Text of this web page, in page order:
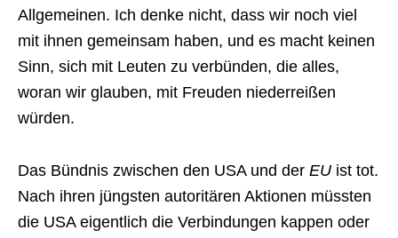
Allgemeinen. Ich denke nicht, dass wir noch viel
mit ihnen gemeinsam haben, und es macht keinen
Sinn, sich mit Leuten zu verbünden, die alles,
woran wir glauben, mit Freuden niederreißen
würden.
Das Bündnis zwischen den USA und der EU ist tot.
Nach ihren jüngsten autoritären Aktionen müssten
die USA eigentlich die Verbindungen kappen oder